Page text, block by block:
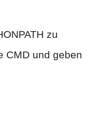
zu
CMD und geben